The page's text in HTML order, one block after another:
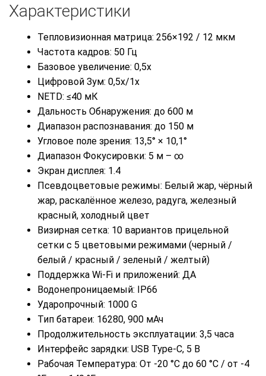
Характеристики
Тепловизионная матрица: 256×192 / 12 мкм
Частота кадров: 50 Гц
Базовое увеличение: 0,5x
Цифровой Зум: 0,5x/1x
NETD: ≤40 мК
Дальность Обнаружения: до 600 м
Диапазон распознавания: до 150 м
Угловое поле зрения: 13,5° × 10,1°
Диапазон Фокусировки: 5 м – ∞
Экран дисплея: 1.4
Псевдоцветовые режимы: Белый жар, чёрный
жар, раскалённое железо, радуга, железный
красный, холодный цвет
Визирная сетка: 10 вариантов прицельной
сетки с 5 цветовыми режимами (черный /
белый / красный / зеленый / желтый)
Поддержка Wi-Fi и приложений: ДА
Водонепроницаемый: IP66
Ударопрочный: 1000 G
Тип батареи: 16280, 900 мАч
Продолжительность эксплуатации: 3,5 часа
Интерфейс зарядки: USB Type-C, 5 В
Рабочая Температура: От -20 °C до 60 °C / от -4